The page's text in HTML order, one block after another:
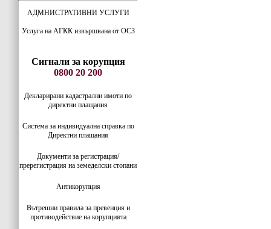
АДМНИСТРАТИВНИ УСЛУГИ
Услуга на АГКК извършвана от ОСЗ
Сигнали за корупция
0800 20 200
Декларирани кадастрални имоти по
директни плащания
Система за индивидуaлна справка по
Директни плащания
Документи за регистрация/
пререгистрация на земеделски стопани
Антикорупция
Вътрешни правила за превенция и
противодействие на корупцията